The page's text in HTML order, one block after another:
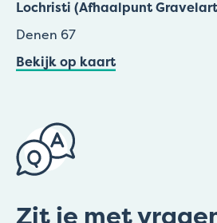
Lochristi (Afhaalpunt
Denen 67
Bekijk op kaart
Zit je met